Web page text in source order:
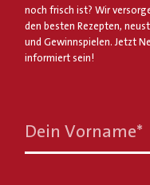
noch frisch ist? Wir
den besten Rezepten,
und Gewinnspielen. Jetzt
informiert sein!
Dein Vorname*